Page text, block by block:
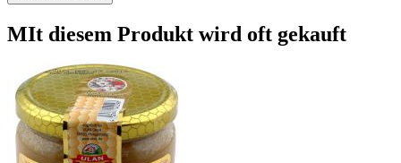
MIt diesem Produkt wird oft gekauft